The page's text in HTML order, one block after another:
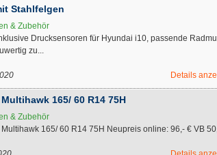
Stahlfelgen
& Zubehör
Drucksensoren für Hyundai i10, passende
zu...
Details
165/ 60 R14 75H
& Zubehör
165/ 60 R14 75H Neupreis online: 96,- € VB